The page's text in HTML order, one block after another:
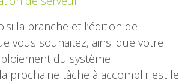
la branche et l’édition de
vous souhaitez, ainsi que votre
du système
prochaine tâche à accomplir est le